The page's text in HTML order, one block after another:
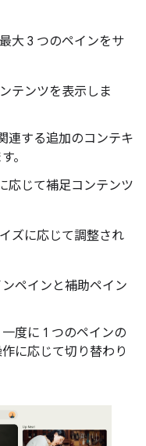
大 3 つのペインをサ
テンツを表示しま
連する追加のコンテキ
。
応じて補足コンテンツ
ズに応じて調整され
ペインと補助ペイン
度に 1 つのペインの
に応じて切り替わり